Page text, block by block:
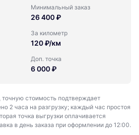
Минимальный заказ
26 400 ₽
За километр
120 ₽/км
Доп. точка
6 000 ₽
точную стоимость подтверждает
2 часа на разгрузку; каждый час простоя
точка выгрузки оплачивается
в день заказа при оформлении до 12:00.